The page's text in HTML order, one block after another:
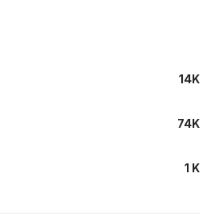
14K
74K
1 K